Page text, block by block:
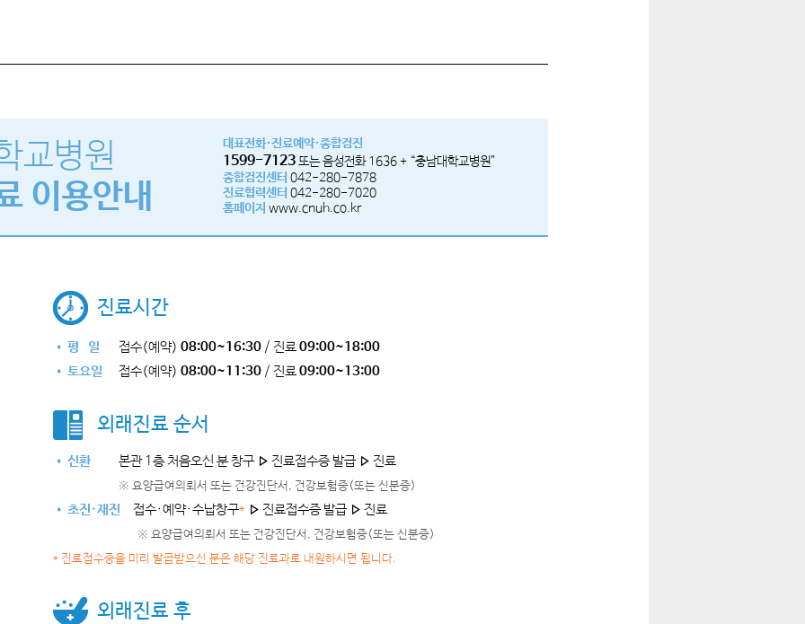
교병원
이용안내
대표전화·진료예약·종합검진
1599-7123 또는 음성전화 1636 + “충남대학교병원”
종합검진센터 042-280-7878
진료협력센터 042-280-7020
홈페이지 www.cnuh.co.kr
진료시간
• 평 일 접수(예약)08:00~16:30 / 진료09:00~18:00
• 토요일
접수(예약)08:00~11:30 / 진료09:00~13:00
외래진료 순서
• 신환 본관 1층 처음오신 분 창구 ▹ 진료접수증 발급 ▹ 진료
※ 요양급여의뢰서 또는 건강진단서, 건강보험증(또는 신분증)
• 초진·재진 접수·예약·수납창구* ▹ 진료접수증 발급 ▹ 진료
※ 요양급여의뢰서 또는 건강진단서, 건강보험증(또는 신분증)
* 진료접수증을 미리 발급받으신 분은 해당 진료과로 내원하시면 됩니다.
외래진료 후